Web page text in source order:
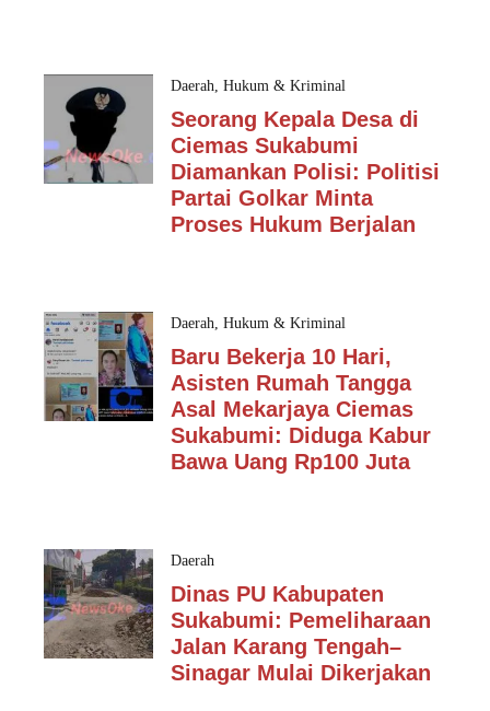
Daerah, Hukum & Kriminal
Seorang Kepala Desa di
Ciemas Sukabumi
Diamankan Polisi: Politisi
Partai Golkar Minta
Proses Hukum Berjalan
Daerah, Hukum & Kriminal
Baru Bekerja 10 Hari,
Asisten Rumah Tangga
Asal Mekarjaya Ciemas
Sukabumi: Diduga Kabur
Bawa Uang Rp100 Juta
Daerah
Dinas PU Kabupaten
Sukabumi: Pemeliharaan
Jalan Karang Tengah–
Sinagar Mulai Dikerjakan